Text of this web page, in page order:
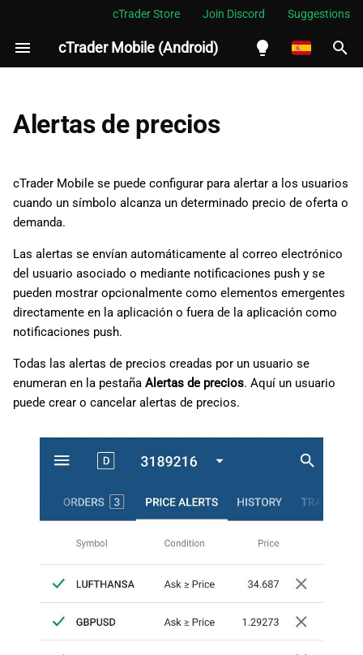
cTrader Store Join Discord Suggestions
cTrader Mobile (Android)
العربية
Indonesia
ไทย
Tiếng Việt
한국어
日本語
Français
Italiano
Polski
Русский
I
a
l
i
a
o
Crear alertas de precios
Alertas de precios
cTrader Mobile se puede configurar para alertar a los usuarios
cuando un símbolo alcanza un determinado precio de oferta o
demanda.
Las alertas se envían automáticamente al correo electrónico
del usuario asociado o mediante notificaciones push y se
pueden mostrar opcionalmente como elementos emergentes
directamente en la aplicación o fuera de la aplicación como
notificaciones push.
Todas las alertas de precios creadas por un usuario se
enumeran en la pestaña Alertas de precios. Aquí un usuario
puede crear o cancelar alertas de precios.